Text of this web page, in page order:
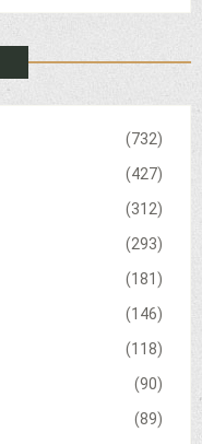
(732)
(427)
(312)
(293)
(181)
(146)
(118)
(90)
(89)